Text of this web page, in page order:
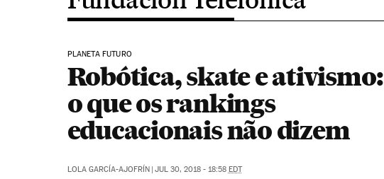
PLANETA FUTURO
Robótica, skate e ativismo:
o que os rankings
educacionais não dizem
LOLA GARCÍA-AJOFRÍN | JUL 30, 2018 - 18:58 EDT